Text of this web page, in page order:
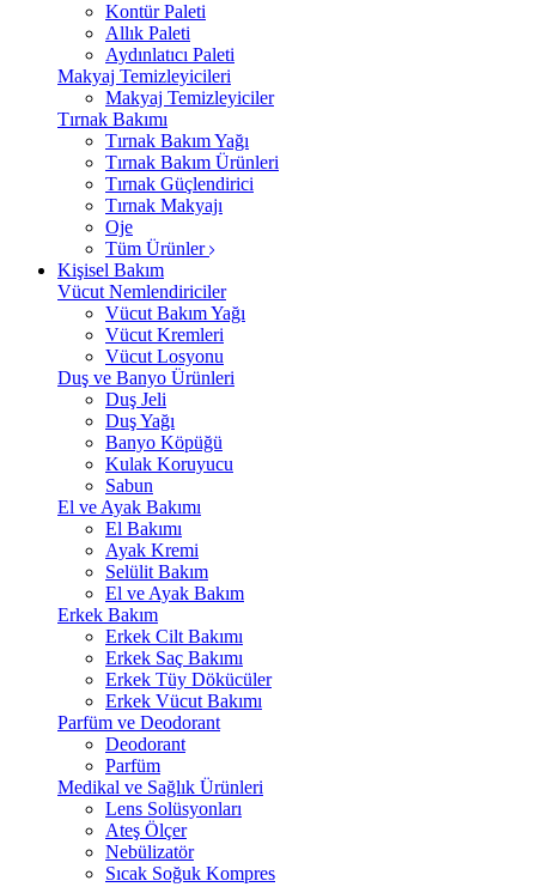
Kontür Paleti
Allık Paleti
Aydınlatıcı Paleti
Makyaj Temizleyicileri
Makyaj Temizleyiciler
Tırnak Bakımı
Tırnak Bakım Yağı
Tırnak Bakım Ürünleri
Tırnak Güçlendirici
Tırnak Makyajı
Oje
Tüm Ürünler
Kişisel Bakım
Vücut Nemlendiriciler
Vücut Bakım Yağı
Vücut Kremleri
Vücut Losyonu
Duş ve Banyo Ürünleri
Duş Jeli
Duş Yağı
Banyo Köpüğü
Kulak Koruyucu
Sabun
El ve Ayak Bakımı
El Bakımı
Ayak Kremi
Selülit Bakım
El ve Ayak Bakım
Erkek Bakım
Erkek Cilt Bakımı
Erkek Saç Bakımı
Erkek Tüy Dökücüler
Erkek Vücut Bakımı
Parfüm ve Deodorant
Deodorant
Parfüm
Medikal ve Sağlık Ürünleri
Lens Solüsyonları
Ateş Ölçer
Nebülizatör
Sıcak Soğuk Kompres